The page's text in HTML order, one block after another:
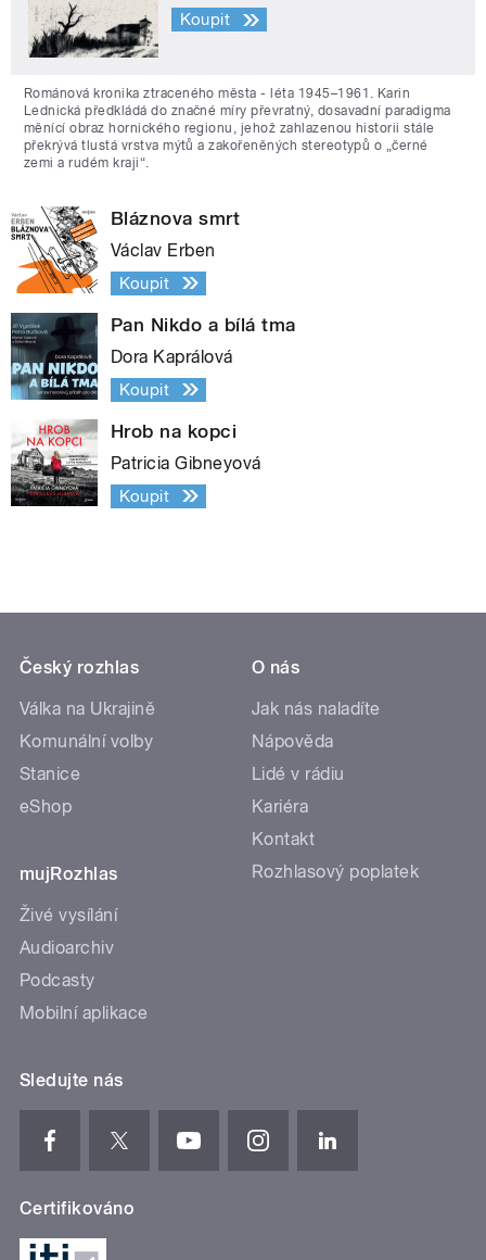
Koupit
Románová kronika ztraceného města - léta 1945–1961. Karin
Lednická předkládá do značné míry převratný, dosavadní paradigma
měnící obraz hornického regionu, jehož zahlazenou historii stále
překrývá tlustá vrstva mýtů a zakořeněných stereotypů o „černé
zemi a rudém kraji“.
Bláznova smrt
Václav Erben
Koupit
Pan Nikdo a bílá tma
Dora Kaprálová
Koupit
Hrob na kopci
Patricia Gibneyová
Koupit
Český rozhlas
Válka na Ukrajině
Komunální volby
Stanice
eShop
mujRozhlas
Živé vysílání
Audioarchiv
Podcasty
Mobilní aplikace
O nás
Jak nás naladíte
Nápověda
Lidé v rádiu
Kariéra
Kontakt
Rozhlasový poplatek
Sledujte nás
Certifikováno